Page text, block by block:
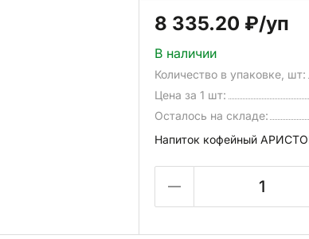
8 335.20 ₽/уп
В наличии
Количество в упаковке, шт:
Цена за 1 шт:
Осталось на складе:
Напиток кофейный